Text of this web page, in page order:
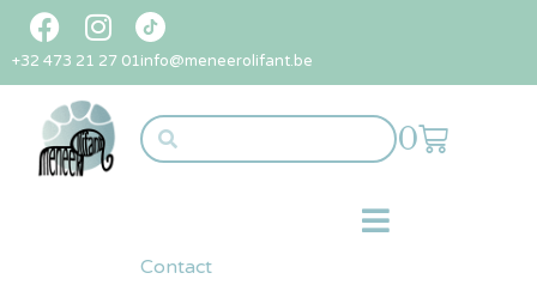
+32 473 21 27 01info@meneerolifant.be
0
Contact